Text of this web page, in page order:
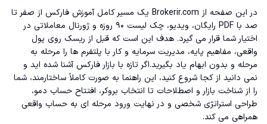
در این صفحه از Brokerir.com یک مسیر کامل آموزش فارکس از صفر تا
صد با PDF رایگان، ویدیو، چک لیست ۹۰ روزه و ژورنال معاملاتی در
اختیار شما قرار می گیرد. هدف این است که قبل از ریسک روی پول
واقعی، مفاهیم پایه، مدیریت سرمایه و کار با پلتفرم ها را مرحله به
مرحله و بدون ابهام یاد بگیرید.اگر تازه با بازار فارکس آشنا شده اید و
نمی دانید از کجا شروع کنید، این راهنما به صورت کاملاً ساختارمند، شما
را از شناخت بازار و اصطلاحات تا انتخاب بروکر، افتتاح حساب دمو،
طراحی استراتژی شخصی و در نهایت ورود مرحله ای به حساب واقعی
همراهی می کند.